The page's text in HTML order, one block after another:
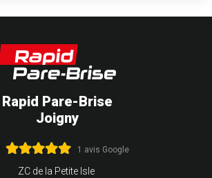
Rapid Pare-Brise
Joigny
1 avis Google
ZC de la Petite Isle